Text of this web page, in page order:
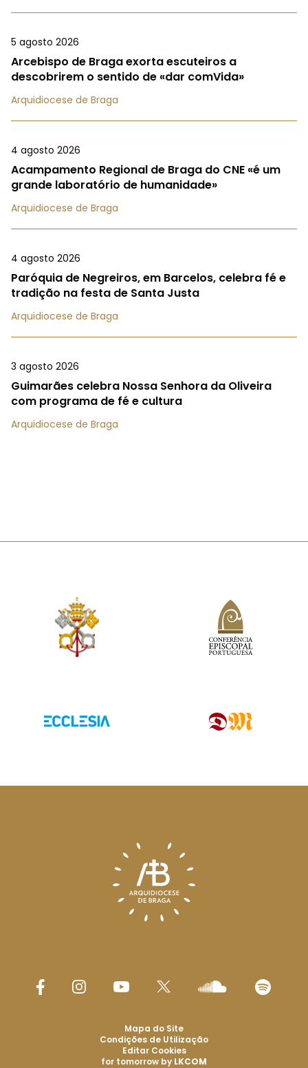
5 agosto 2026
Arcebispo de Braga exorta escuteiros a
descobrirem o sentido de «dar comVida»
Arquidiocese de Braga
4 agosto 2026
Acampamento Regional de Braga do CNE «é um
grande laboratório de humanidade»
Arquidiocese de Braga
4 agosto 2026
Paróquia de Negreiros, em Barcelos, celebra fé e
tradição na festa de Santa Justa
Arquidiocese de Braga
3 agosto 2026
Guimarães celebra Nossa Senhora da Oliveira
com programa de fé e cultura
Arquidiocese de Braga
Mapa do Site
Condições de Utilização
Editar Cookies
for tomorrow by LKCOM